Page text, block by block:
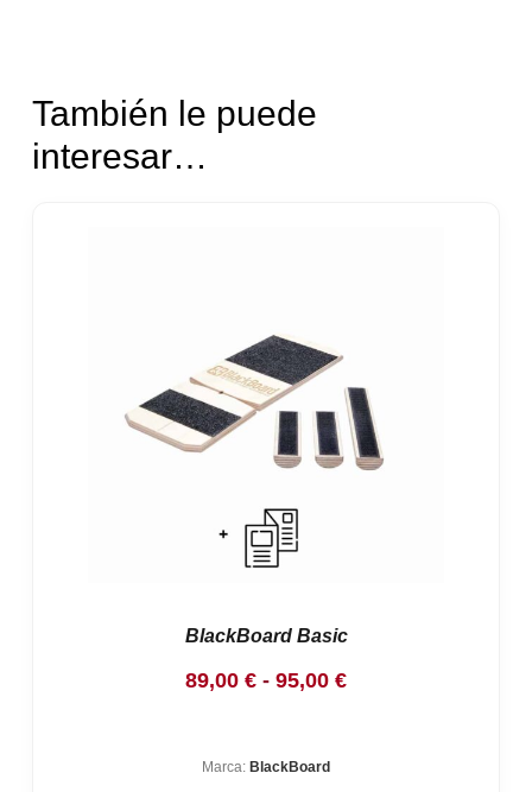
También le puede
interesar…
BlackBoard Basic
89,00 € - 95,00 €Rango
Marca: BlackBoard